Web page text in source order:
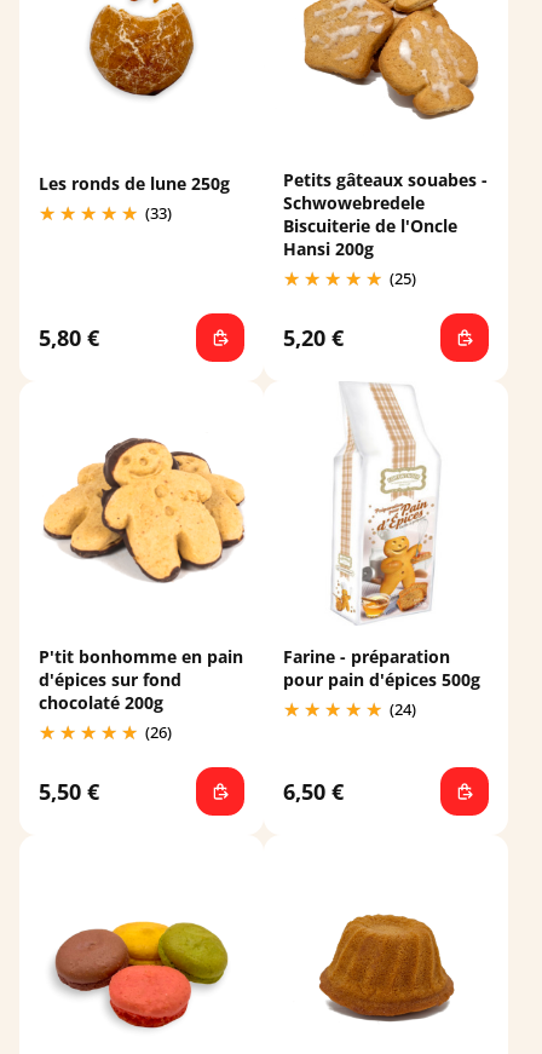
Les ronds de lune 250g
(33)
5,80 €
Petits gâteaux souabes -
Schwowebredele
Biscuiterie de l'Oncle
Hansi 200g
(25)
5,20 €
P'tit bonhomme en pain
d'épices sur fond
chocolaté 200g
(26)
5,50 €
Farine - préparation
pour pain d'épices 500g
(24)
6,50 €